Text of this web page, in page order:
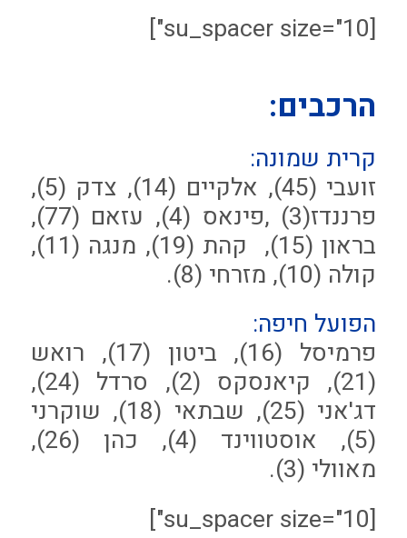
[su_spacer size="10"]
הרכבים:
קרית שמונה:
זועבי (45), אלקיים (14), צדק (5),
פרננדז(3) ,פינאס (4), עזאם (77),
בראון (15), קהת (19), מנגה (11),
קולה (10), מזרחי (8).
הפועל חיפה:
פרמיסל (16), ביטון (17), רואש
(21), קיאנסקס (2), סרדל (24),
דג'אני (25), שבתאי (18), שוקרני
(5), אוסטווינד (4), כהן (26),
מאוולי (3).
[su_spacer size="10"]